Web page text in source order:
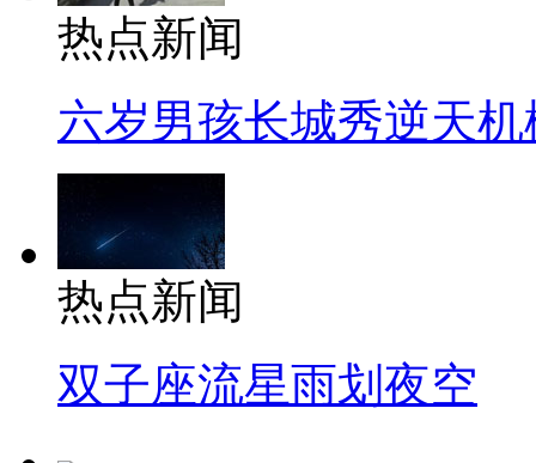
热点新闻
六岁男孩长城秀逆天机
热点新闻
双子座流星雨划夜空